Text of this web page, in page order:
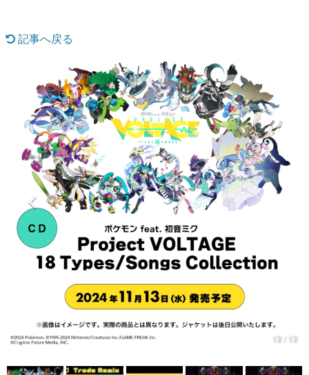
ゲームが変えた日本語
「経験値」「裏技」「ラスボス」… ゲームにまつわる言葉
の起源や用法の変遷を、コンピューター文化史研究家・タ
イニーP氏が徹底調査。
カテゴリ
特集記事
マンガ
女性向け
アプリレビュー
その他
電ファミニコゲーマーとは？
運営：株式会社マレ
記事へ戻る
13 / 13